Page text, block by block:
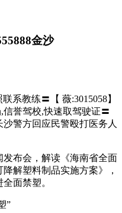
金沙
系教练〓【 薇:3015058】
信誉驾校,快速取驾驶证〓
沙警方回应民警殴打医务人
布会，解读《海南省全面
解塑料制品实施方案》，
面禁塑。
”